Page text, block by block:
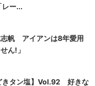
ー...
志帆 アイアンは8年愛用
ん!」
きタン塩】Vol.92 好きな